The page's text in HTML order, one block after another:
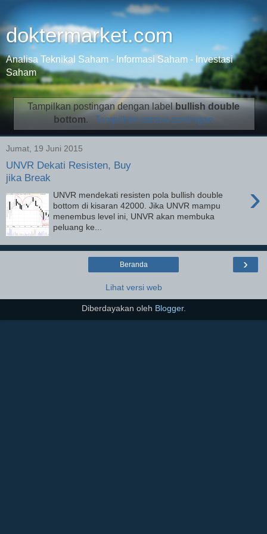
doktermarket.com
Analisa Teknikal Saham - Informasi Saham - Investasi
Saham
Tampilkan postingan dengan labelbullish double
bottom. Tampilkan semua postingan
Jumat, 19 Juni 2015
UNVR Dekati Resisten, Buy
jika Break
›
UNVR mendekati resisten pola bullish double
bottom di kisaran 42000. Jika UNVR mampu
menembus level ini, UNVR akan membuka
peluang ke...
›
Beranda
Lihat versi web
Diberdayakan oleh Blogger.